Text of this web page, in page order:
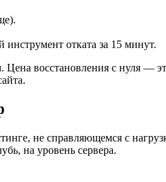
отката за 15 минут.
восстановления с нуля —
не справляющемся с
на уровень сервера.